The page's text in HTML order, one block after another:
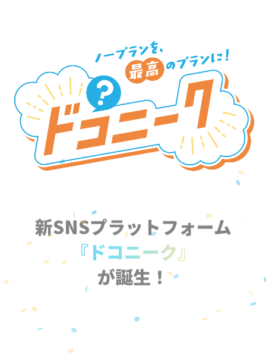
新SNSプラットフォーム
『ドコニーク』
が誕生！